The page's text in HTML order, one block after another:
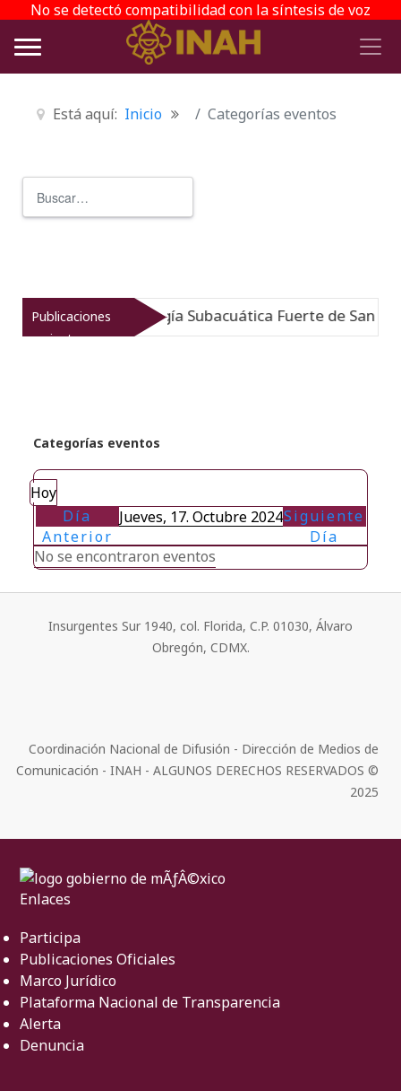
No se detectó compatibilidad con la síntesis de voz
Está aquí: Inicio Categorías eventos
Publicaciones
recientes
de Arqueología Subacuática Fuerte de San José
Categorías eventos
Hoy
Día
Anterior
Jueves, 17. Octubre 2024Siguiente
Día
No se encontraron eventos
Insurgentes Sur 1940, col. Florida, C.P. 01030, Álvaro
Obregón, CDMX.
Coordinación Nacional de Difusión - Dirección de Medios de
Comunicación - INAH - ALGUNOS DERECHOS RESERVADOS ©
2025
Enlaces
Participa
Publicaciones Oficiales
Marco Jurídico
Plataforma Nacional de Transparencia
Alerta
Denuncia